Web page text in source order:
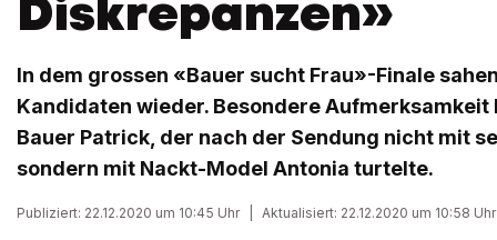
In dem grossen «Bauer sucht Frau»-Finale
Kandidaten wieder. Besondere Aufmerksamkeit
Bauer Patrick, der nach der Sendung nicht mit
sondern mit Nackt-Model Antonia turtelte.
Publiziert: 22.12.2020 um 10:45 Uhr Aktualisiert: 22.12.2020 um 10:58 Uhr